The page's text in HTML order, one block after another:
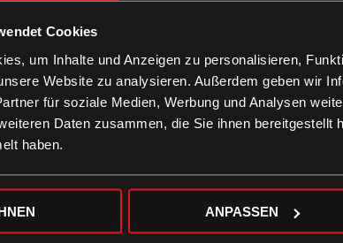
Cookies
um Inhalte und Anzeigen zu personalisieren,
Website zu analysieren. Außerdem geben wir
für soziale Medien, Werbung und Analysen
Daten zusammen, die Sie ihnen bereitgestellt
haben.
ANPASSEN